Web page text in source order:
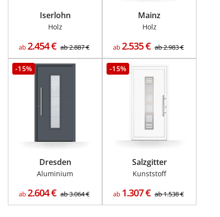
Iserlohn
Holz
ab2.454€ ab2.887€
Mainz
Holz
ab2.535€ ab2.983€
-15%
Dresden
Aluminium
ab2.604€ ab3.064€
-15%
Salzgitter
Kunststoff
ab 1.307€ ab1.538€